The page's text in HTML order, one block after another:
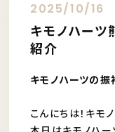
2025/10/16
キモノハーツ
紹介
キモノハーツの振
こんにちは！キモ